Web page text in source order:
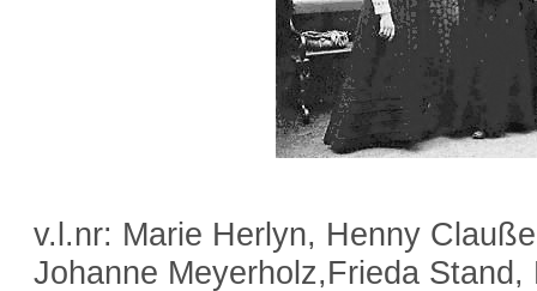
v.l.nr: Marie Herlyn, Henny
Johanne Meyerholz,Frieda Stand,